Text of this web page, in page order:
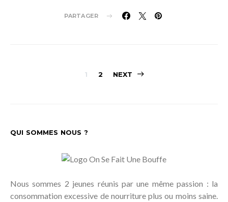
PARTAGER
Pagination
1 2 NEXT
QUI SOMMES NOUS ?
Nous sommes 2 jeunes réunis par une même passion : la
consommation excessive de nourriture plus ou moins saine.